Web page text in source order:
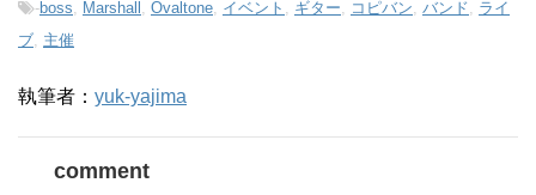
-boss Marshall Ovaltone イベント ギター コピバン バンド
ライ
ブ 主催
執筆者： yuk-yajima
comment